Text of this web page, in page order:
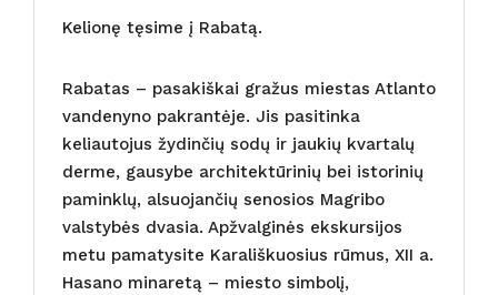
Kelionę tęsime į Rabatą.
Rabatas – pasakiškai gražus miestas Atlanto
vandenyno pakrantėje. Jis pasitinka
keliautojus žydinčių sodų ir jaukių kvartalų
derme, gausybe architektūrinių bei istorinių
paminklų, alsuojančių senosios Magribo
valstybės dvasia. Apžvalginės ekskursijos
metu pamatysite Karališkuosius rūmus, XII a.
Hasano minaretą – miesto simbolį,